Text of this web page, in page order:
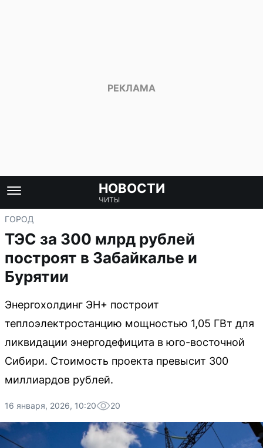
НОВОСТИ
ЧИТЫ
ГОРОД
ТЭС за 300 млрд рублей
построят в Забайкалье и
Бурятии
Энергохолдинг ЭН+ построит
теплоэлектростанцию мощностью 1,05 ГВт для
ликвидации энергодефицита в юго-восточной
Сибири. Стоимость проекта превысит 300
миллиардов рублей.
16 января, 2026, 10:20 20